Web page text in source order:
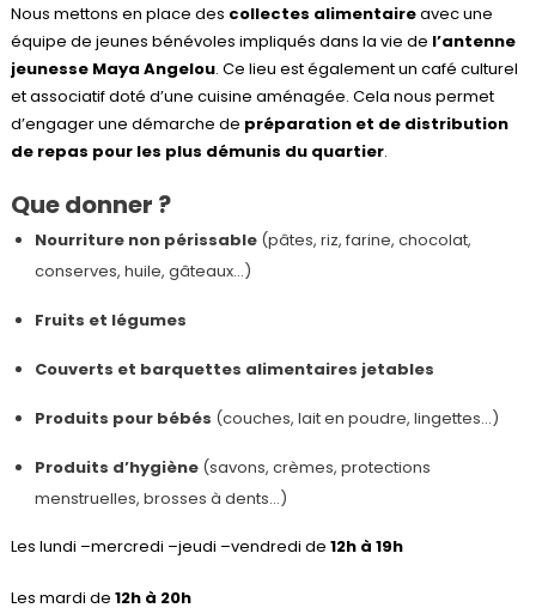
Nous mettons en place des collectes alimentaireavec une
équipe de jeunes bénévoles impliqués dans la vie de l’antenne
jeunesse Maya Angelou. Ce lieu est également un café culturel
et associatif doté d’une cuisine aménagée. Cela nous permet
d’engager une démarche de préparation et de distribution
de repas pour les plus démunis du quartier.
Que donner ?
Nourriture non périssable(pâtes, riz, farine, chocolat,
conserves, huile, gâteaux…)
Fruits et légumes
Couverts et barquettes alimentaires jetables
Produits pour bébés (couches, lait en poudre, lingettes…)
Produits d’hygiène(savons, crèmes, protections
menstruelles, brosses à dents…)
Les lundi –mercredi –jeudi –vendredi de 12h à 19h
Les mardi de 12h à 20h